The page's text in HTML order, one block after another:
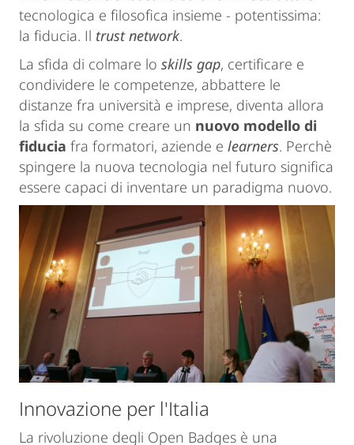
tecnologica e filosofica insieme - potentissima:
la fiducia. Il trust network.
La sfida di colmare lo skills gap, certificare e
condividere le competenze, abbattere le
distanze fra università e imprese, diventa allora
la sfida su come creare un nuovo modello di
fiducia fra formatori, aziende e learners. Perchè
spingere la nuova tecnologia nel futuro significa
essere capaci di inventare un paradigma nuovo.
Innovazione per l'Italia
La rivoluzione degli Open Badges è una